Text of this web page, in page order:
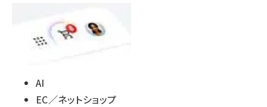
AI
EC／ネットショップ